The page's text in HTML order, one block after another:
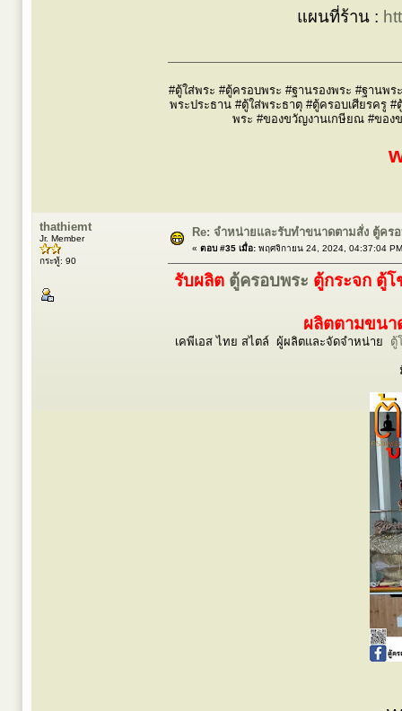
แผนที่ร้าน :
#ตู้ใส่พระ #ตู้ครอบพระ #ฐานรองพระ #ฐานพ
พระประธาน #ตู้ใส่พระธาตุ #ตู้ครอบเศียรครู
พระ #ของขวัญงานเกษียณ #ของ
thathiemt
Jr. Member
กระทู้: 90
Re: จำหน่ายและรับทำขนาดตามสั่ง ตู้คร
« ตอบ #35 เมื่อ: พฤศจิกายน 24, 2024, 04:37:04
รับผลิต ตู้ครอบพระ ตู้กระจก ตู้โ
ผลิตตามขนา
เคพีเอส ไทย สไตล์ ผู้ผลิตและจัดจำหน่าย ตู้